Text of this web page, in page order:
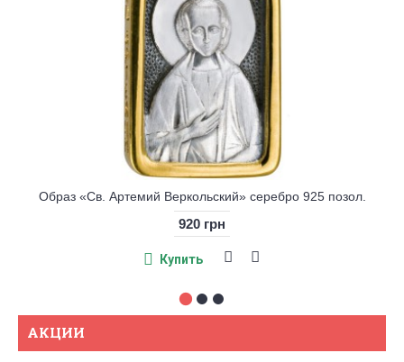
Образ «Св. Артемий Веркольский» серебро 925 позол.
920 грн
Купить
АКЦИИ